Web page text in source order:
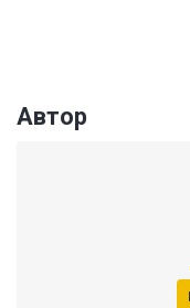
Автор